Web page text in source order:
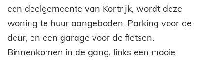
een deelgemeente van Kortrijk, wordt deze
woning te huur aangeboden. Parking voor de
deur, en een garage voor de fietsen.
Binnenkomen in de gang, links een mooie